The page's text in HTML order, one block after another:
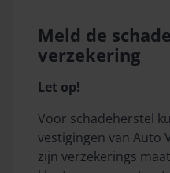
Meld de
verzekering
Let op!
Voor schadeherstel
vestigingen van Auto
zijn verzekerings